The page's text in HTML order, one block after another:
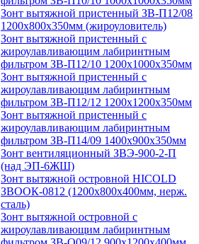
Зонт вытяжной пристенный ЗВ-П12/08
1200х800х350мм (жироуловитель)
Зонт вытяжной пристенный с
жироулавливающим лабиринтным
фильтром ЗВ-П12/10 1200х1000х350мм
Зонт вытяжной пристенный с
жироулавливающим лабиринтным
фильтром ЗВ-П12/12 1200х1200х350мм
Зонт вытяжной пристенный с
жироулавливающим лабиринтным
фильтром ЗВ-П14/09 1400х900х350мм
Зонт вентиляционный ЗВЭ-900-2-П
(над ЭП-6ЖШ)
Зонт вытяжной островной HICOLD
ЗВООК-0812 (1200х800x400мм, нерж.
сталь)
Зонт вытяжной островной с
жироулавливающим лабиринтным